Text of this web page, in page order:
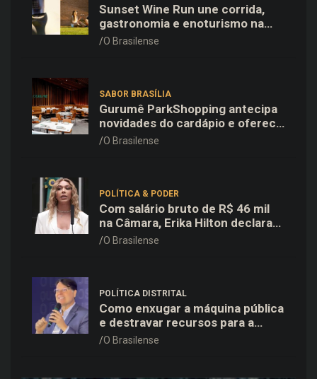
Sunset Wine Run une corrida,
gastronomia e enoturismo na
Vinícola Brasília
O Brasilense
SABOR BRASÍLIA
Gurumê ParkShopping antecipa
novidades do cardápio e oferece
25% de desconto no delivery
O Brasilense
POLÍTICA & PODER
Com salário bruto de R$ 46 mil
na Câmara, Erika Hilton declara
patrimônio de R$ 15,9 mil ao TSE
O Brasilense
POLÍTICA DISTRITAL
Como enxugar a máquina pública
e destravar recursos para a
saúde e educação no DF
O Brasilense